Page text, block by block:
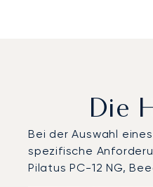
Die
Bei der Auswahl
spezifische
Pilatus PC-12 NG,